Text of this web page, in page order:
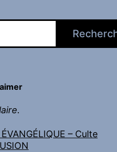
– Culte